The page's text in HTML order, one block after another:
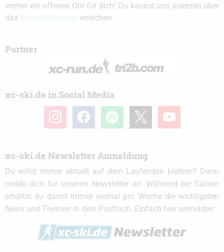
immer ein offenes Ohr für dich! Du kannst uns jederzeit über
das
erreichen.
Partner
xc-ski.de in Social Media
instagramfacebook spotify youtube
xc-ski.de Newsletter Anmeldung
Du willst immer aktuell auf dem Laufenden bleiben? Dann
melde dich für unseren Newsletter an. Während der Saison
erhältst du damit immer einmal pro Woche die wichtigsten
News und Themen in dein Postfach. Einfach hier anmelden: